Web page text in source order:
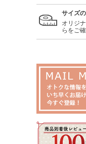
サイズ
オリジ
らをご